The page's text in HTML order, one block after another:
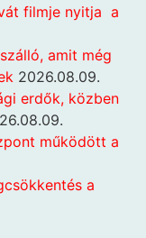
filmje nyitja a
amit még
2026.08.09.
erdők, közben
működött a
a